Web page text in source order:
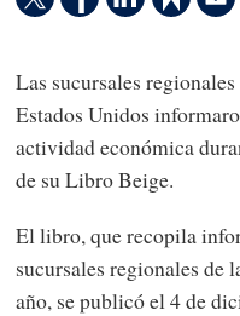
Las sucursales
Estados Unidos
actividad económica
de su Libro Beige.
El libro, que recopila
sucursales regionales de
año, se publicó el 4 de